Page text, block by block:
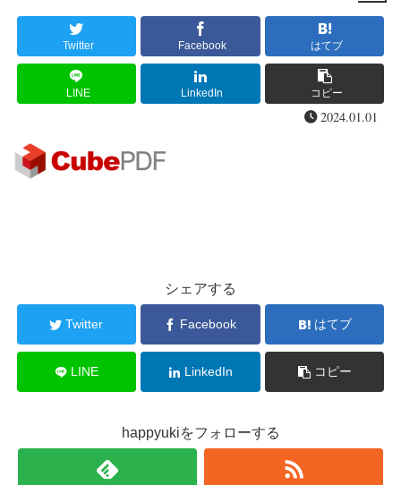
Twitter Facebook はてブ
LINE LinkedIn コピー
2024.01.01
シェアする
Twitter Facebook はてブ
LINE LinkedIn コピー
happyukiをフォローする